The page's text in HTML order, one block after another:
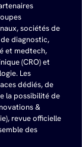
sociétés de
diagnostic,
et medtech,
(CRO) et
Les
dédiés, de
la possibilité de
&
revue officielle
des